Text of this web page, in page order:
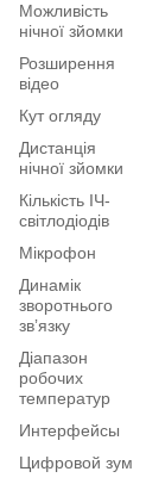
Можливість
нічної зйомки
Розширення
відео
Кут огляду
Дистанція
нічної зйомки
Кількість ІЧ-
світлодіодів
Мікрофон
Динамік
зворотнього
звʼязку
Діапазон
робочих
температур
Интерфейсы
Цифровой зум